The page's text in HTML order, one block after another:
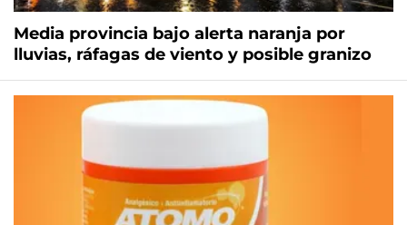
Media provincia bajo alerta naranja por
lluvias, ráfagas de viento y posible granizo